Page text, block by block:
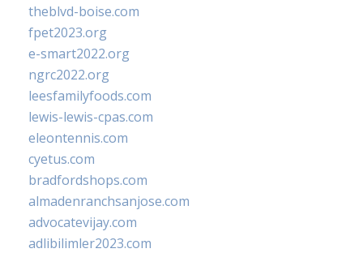
theblvd-boise.com
fpet2023.org
e-smart2022.org
ngrc2022.org
leesfamilyfoods.com
lewis-lewis-cpas.com
eleontennis.com
cyetus.com
bradfordshops.com
almadenranchsanjose.com
advocatevijay.com
adlibilimler2023.com